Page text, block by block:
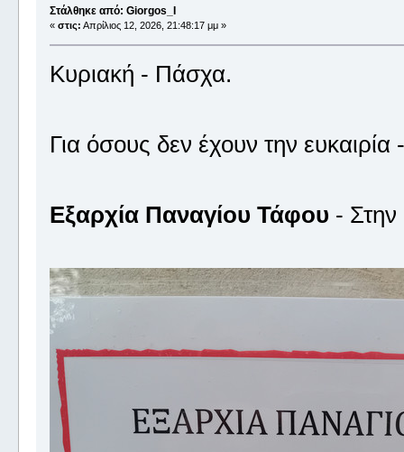
Στάλθηκε από: Giorgos_I
« στις: Απρίλιος 12, 2026, 21:48:17 μμ »
Κυριακή - Πάσχα.
Για όσους δεν έχουν την
Εξαρχία Παναγίου Τάφου -